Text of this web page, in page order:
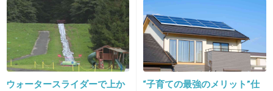
1件の返信
+189
27. 匿名2026/06/03(水) 14:52:43
ウォータースライダーで上か
“子育ての最強のメリット”仕